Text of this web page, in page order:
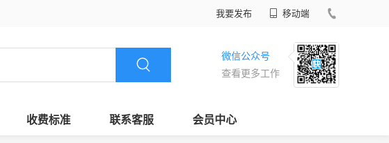
我要发布 移动端
微信公众号
查看更多工作
收费标准 联系客服 会员中心